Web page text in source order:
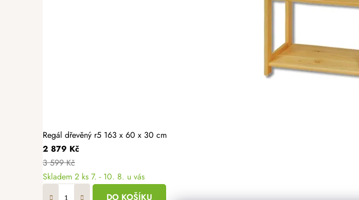
Regál dřevěný r5 163 x 60 x 30 cm
2 879 Kč
3 599 Kč
Skladem 2 ks 7. - 10. 8. u vás
DO KOŠÍKU